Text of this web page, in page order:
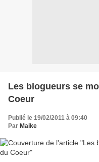
Les blogueurs se
Coeur
Publié le 19/02/2011 à 09:40
Par Maike